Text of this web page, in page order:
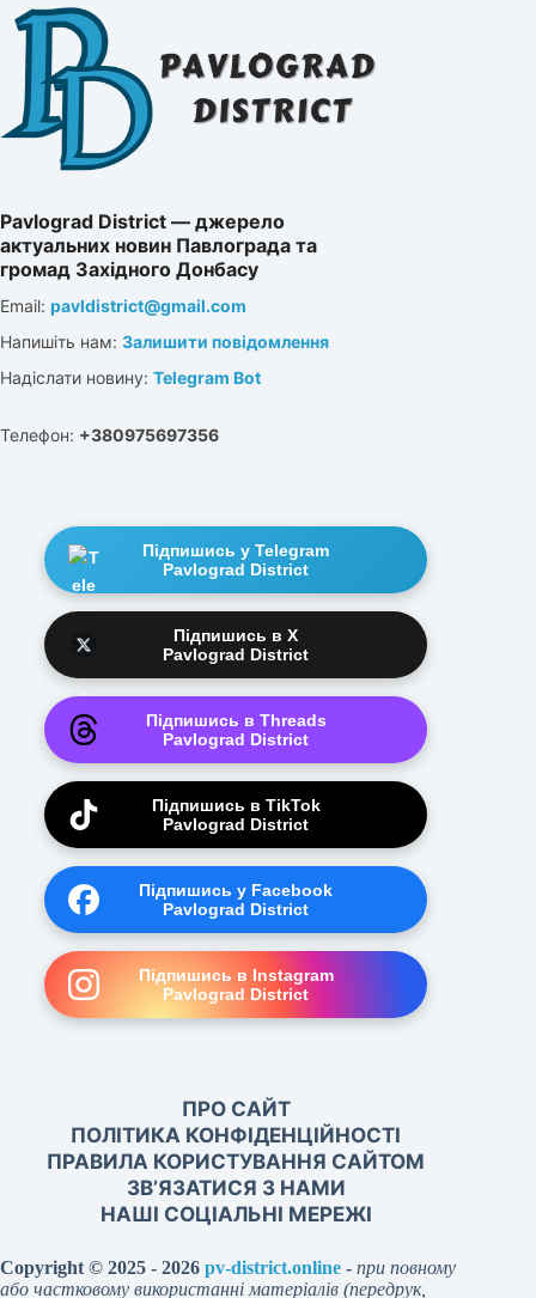
Pavlograd District — джерело
актуальних новин Павлограда та
громад Західного Донбасу
Email: pavldistrict@gmail.com
Напишіть нам: Залишити повідомлення
Надіслати новину: Telegram Bot
Телефон: +380975697356
Підпишись у Telegram
Pavlograd District
Підпишись в X
Pavlograd District
Підпишись в Threads
Pavlograd District
Підпишись в TikTok
Pavlograd District
Підпишись у Facebook
Pavlograd District
Підпишись в Instagram
Pavlograd District
ПРО САЙТ
ПОЛІТИКА КОНФІДЕНЦІЙНОСТІ
ПРАВИЛА КОРИСТУВАННЯ САЙТОМ
ЗВ’ЯЗАТИСЯ З НАМИ
НАШІ СОЦІАЛЬНІ МЕРЕЖІ
Copyright © 2025 - 2026 pv-district.online - при повному
або частковому використанні матеріалів (передрук,